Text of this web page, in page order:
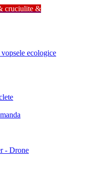
cruciulite &
ecologice
- Drone